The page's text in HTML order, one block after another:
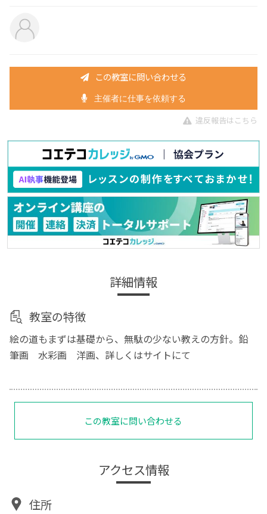
この教室に問い合わせる
主催者に仕事を依頼する
違反報告はこちら
詳細情報
教室の特徴
絵の道もまずは基礎から、無駄の少ない教えの方針。鉛
筆画 水彩画 洋画、詳しくはサイトにて
この教室に問い合わせる
アクセス情報
住所